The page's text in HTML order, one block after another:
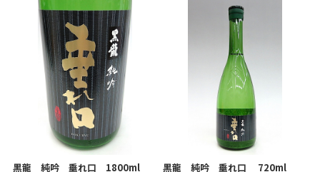
黒龍 純吟 垂れ口 1800ml
黒龍 純吟 垂れ口 720ml